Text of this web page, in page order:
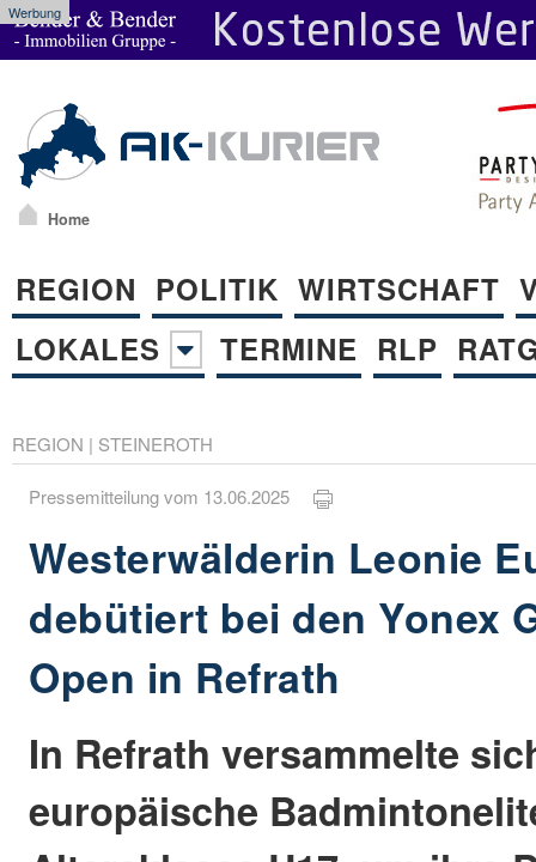
Werbung
Home
REGION POLITIK WIRTSCHAFT
LOKALES
TERMINE RLP
REGION | STEINEROTH
Pressemitteilung vom 13.06.2025
Westerwälderin Leonie
debütiert bei den Yonex
Open in Refrath
In Refrath versammelte
europäische